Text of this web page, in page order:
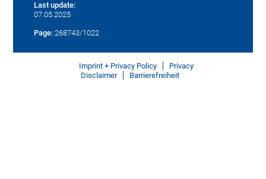
Last update:
07.05.2025
Page: 268743/1022
Imprint + Privacy Policy
Privacy
Disclaimer
Barrierefreiheit